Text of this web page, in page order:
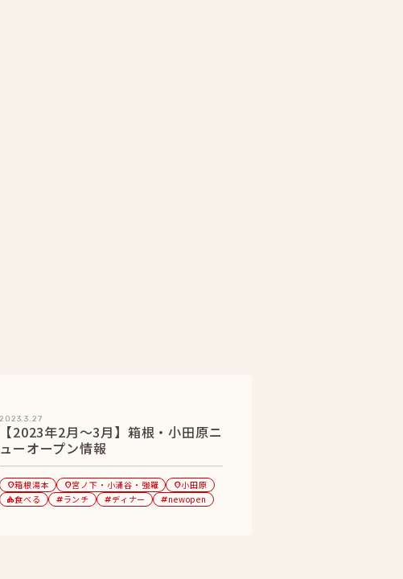
2023.3.27
【2023年2月〜3月】箱根・小田原ニ
ューオープン情報
location_on箱根湯本 location_on宮ノ下・小涌谷・強羅 location_on小田原
category食べる tagランチ tagディナー tagnewopen